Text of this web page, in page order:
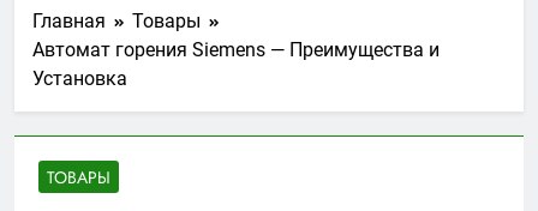
Главная
Товары
Автомат горения Siemens — Преимущества и
Установка
ТОВАРЫ